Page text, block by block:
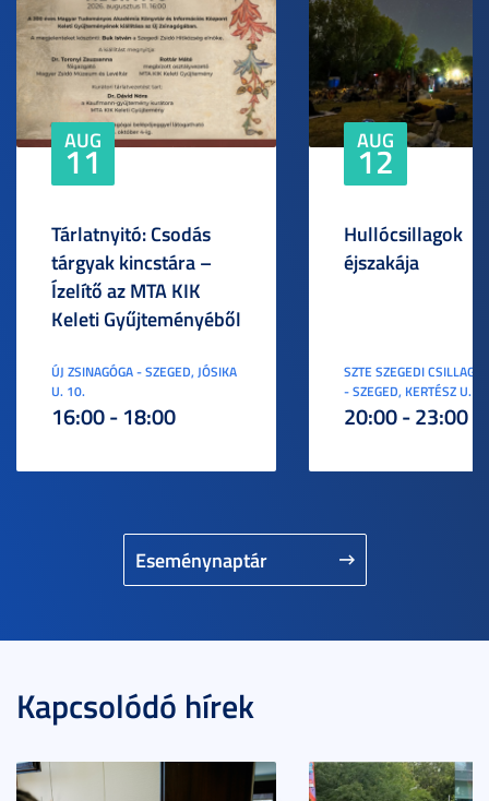
Eseménynaptár
AUG
11
Tárlatnyitó: Csodás
tárgyak kincstára –
Ízelítő az MTA KIK
Keleti Gyűjteményéből
ÚJ ZSINAGÓGA - SZEGED, JÓSIKA
U. 10.
16:00 - 18:00
AUG
12
Hullócsillagok
éjszakája
SZTE SZEGEDI
- SZEGED, KERTÉSZ U. 3.
20:00 - 23:00
Kapcsolódó hírek